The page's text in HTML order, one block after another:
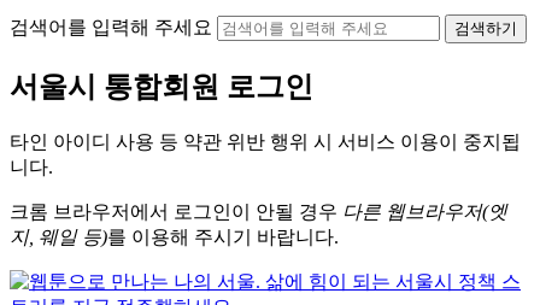
검색어를 입력해 주세요 검색하기
서울시 통합회원 로그인
타인 아이디 사용 등 약관 위반 행위 시 서비스 이용이 중지됩
니다.
크롬 브라우저에서 로그인이 안될 경우 다른 웹브라우저(엣
지, 웨일 등)를 이용해 주시기 바랍니다.